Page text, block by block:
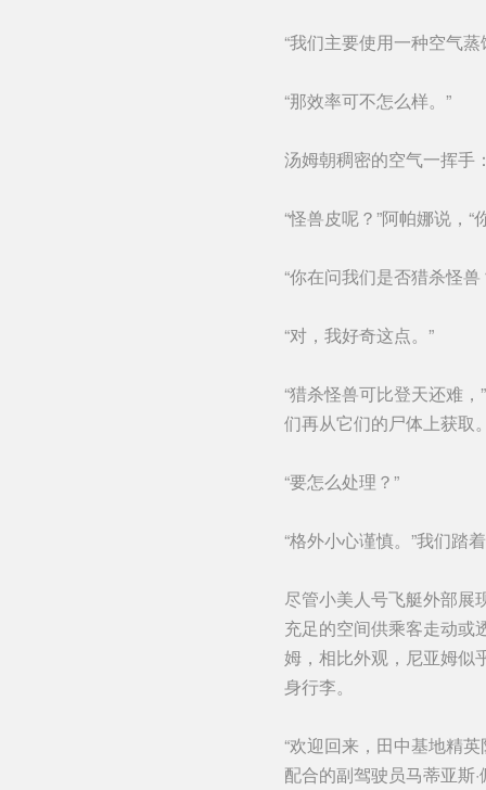
“我们主要使用一种空气蒸
“那效率可不怎么样。”
汤姆朝稠密的空气一挥手
“怪兽皮呢？”阿帕娜说，“
“你在问我们是否猎杀怪兽
“对，我好奇这点。”
“猎杀怪兽可比登天还难
们再从它们的尸体上获取
“要怎么处理？”
“格外小心谨慎。”我们踏
尽管小美人号飞艇外部展
充足的空间供乘客走动或
姆，相比外观，尼亚姆似
身行李。
“欢迎回来，田中基地精
配合的副驾驶员马蒂亚斯